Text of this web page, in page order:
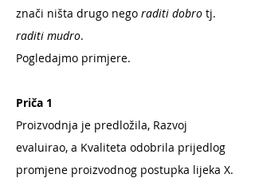
znači ništa drugo nego raditi dobro tj.
raditi mudro.
Pogledajmo primjere.
Priča 1
Proizvodnja je predložila, Razvoj
evaluirao, a Kvaliteta odobrila prijedlog
promjene proizvodnog postupka lijeka X.